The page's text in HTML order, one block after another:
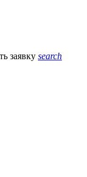
заявку search